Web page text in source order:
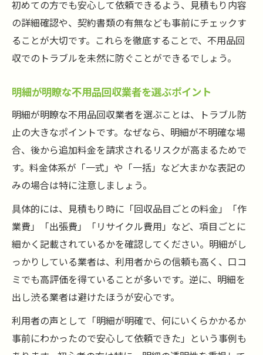
初めての方でも安心して依頼できるよう、見積もり内容
の詳細確認や、契約書類の有無なども事前にチェックす
ることが大切です。これらを徹底することで、不用品回
収でのトラブルを未然に防ぐことができるでしょう。
明細が明瞭な不用品回収業者を選ぶポイント
明細が明瞭な不用品回収業者を選ぶことは、トラブル防
止の大きなポイントです。なぜなら、明細が不明確な場
合、後から追加料金を請求されるリスクが高まるためで
す。料金体系が「一式」や「一括」など大まかな表記の
みの場合は特に注意しましょう。
具体的には、見積もり時に「回収品目ごとの料金」「作
業費」「出張費」「リサイクル費用」など、項目ごとに
細かく記載されているかを確認してください。明細がし
っかりしている業者は、利用者からの信頼も高く、口コ
ミでも高評価を得ていることが多いです。逆に、明細を
出し渋る業者は避けたほうが安心です。
利用者の声として「明細が明確で、何にいくらかかるか
事前にわかったので安心して依頼できた」という事例も